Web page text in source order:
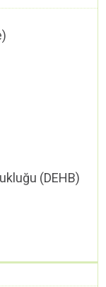
(DEHB)